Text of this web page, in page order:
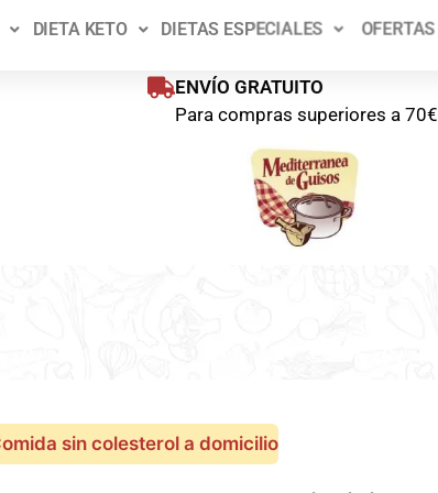
ENVÍO GRATUITO
Para compras superiores a 70€
DIETA KETO DIETAS ESPECIALES OFERTAS
sin colesterol a domicilio